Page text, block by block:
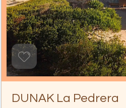
DUNAK La Pedrera